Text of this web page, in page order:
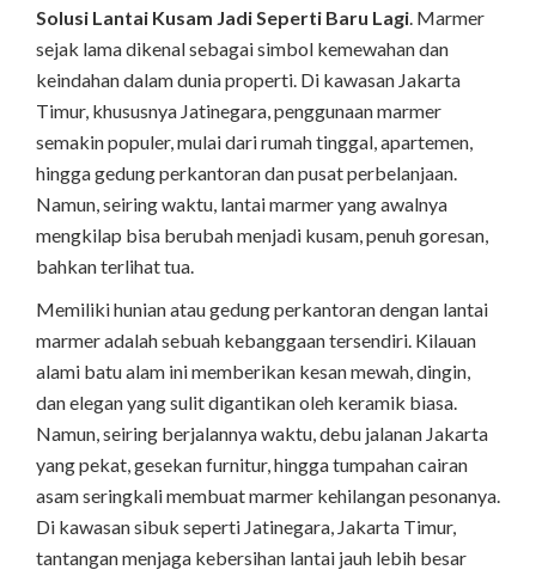
Solusi Lantai Kusam Jadi Seperti Baru Lagi. Marmer
sejak lama dikenal sebagai simbol kemewahan dan
keindahan dalam dunia properti. Di kawasan Jakarta
Timur, khususnya Jatinegara, penggunaan marmer
semakin populer, mulai dari rumah tinggal, apartemen,
hingga gedung perkantoran dan pusat perbelanjaan.
Namun, seiring waktu, lantai marmer yang awalnya
mengkilap bisa berubah menjadi kusam, penuh goresan,
bahkan terlihat tua.
Memiliki hunian atau gedung perkantoran dengan lantai
marmer adalah sebuah kebanggaan tersendiri. Kilauan
alami batu alam ini memberikan kesan mewah, dingin,
dan elegan yang sulit digantikan oleh keramik biasa.
Namun, seiring berjalannya waktu, debu jalanan Jakarta
yang pekat, gesekan furnitur, hingga tumpahan cairan
asam seringkali membuat marmer kehilangan pesonanya.
Di kawasan sibuk seperti Jatinegara, Jakarta Timur,
tantangan menjaga kebersihan lantai jauh lebih besar